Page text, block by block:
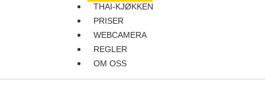
THAI-KJØKKEN
PRISER
WEBCAMERA
REGLER
OM OSS